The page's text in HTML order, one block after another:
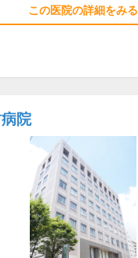
この医院の詳細をみる
院